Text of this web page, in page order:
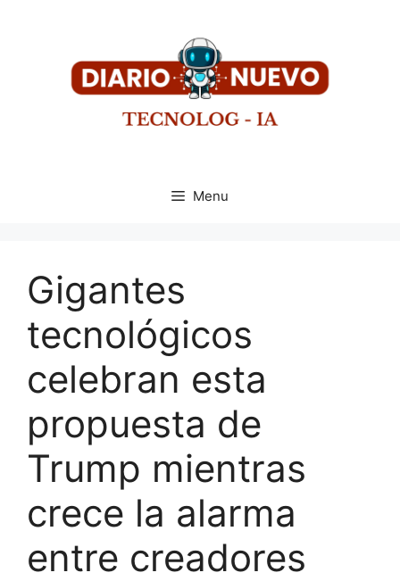
Menu
Gigantes
tecnológicos
celebran esta
propuesta de
Trump mientras
crece la alarma
entre creadores